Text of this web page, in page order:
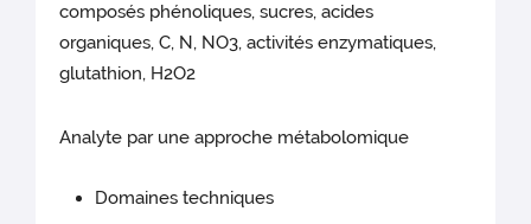
composés phénoliques, sucres, acides
organiques, C, N, NO3, activités enzymatiques,
glutathion, H2O2
Analyte par une approche métabolomique
Domaines techniques